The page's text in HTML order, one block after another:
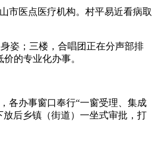
市医点医疗机构。村平易近看病取
姿；三楼，合唱团正在分声部排
的专业化办事。
各办事窗口奉行“一窗受理、集成
后乡镇（街道）一坐式审批，打